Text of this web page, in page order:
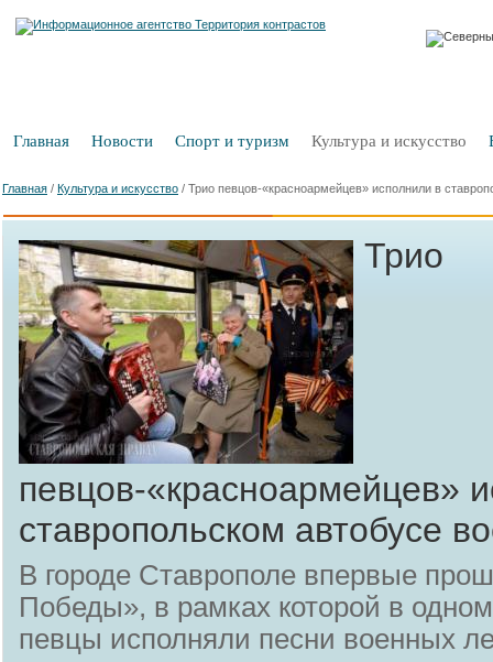
Главная Новости Спорт и туризм Культура и искусство
Главная / Культура и искусство / Трио певцов-«красноармейцев» исполнили в
Трио
певцов-«красноармейцев»
ставропольском автобусе
В городе Ставрополе впервые
Победы», в рамках которой в
певцы исполняли песни военных